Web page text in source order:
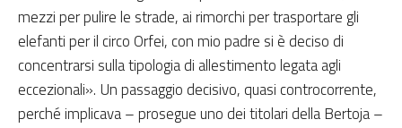
mezzi per pulire le strade, ai rimorchi per trasportare gli
elefanti per il circo Orfei, con mio padre si è deciso di
concentrarsi sulla tipologia di allestimento legata agli
eccezionali». Un passaggio decisivo, quasi controcorrente,
perché implicava – prosegue uno dei titolari della Bertoja –